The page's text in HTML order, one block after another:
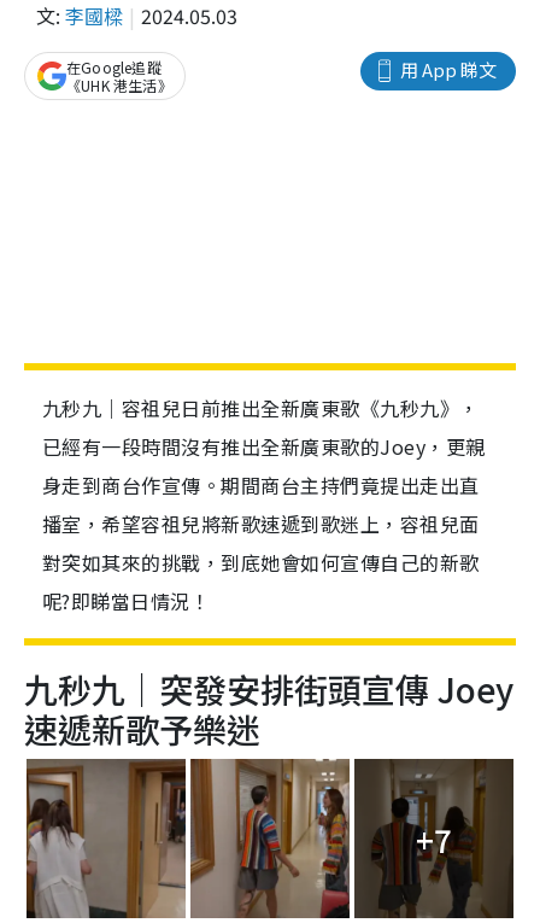
文: 李國樑 2024.05.03
用 App 睇文
在Google追蹤
《UHK 港生活》
九秒九｜容祖兒日前推出全新廣東歌《九秒九》，
已經有一段時間沒有推出全新廣東歌的Joey，更親
身走到商台作宣傳。期間商台主持們竟提出走出直
播室，希望容祖兒將新歌速遞到歌迷上，容祖兒面
對突如其來的挑戰，到底她會如何宣傳自己的新歌
呢?即睇當日情況！
九秒九｜突發安排街頭宣傳 Joey
速遞新歌予樂迷
+7